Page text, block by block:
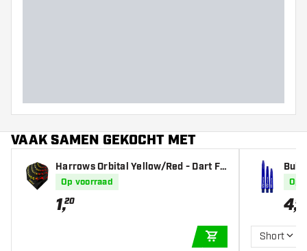
VAAK SAMEN GEKOCHT MET
Harrows Orbital Yellow/Red - Dart Fli
ghts
Op voorraad
1,20
IN WINKELWAGEN
Op
4,95
Short